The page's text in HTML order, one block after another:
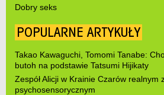
Dobry seks
POPULARNE ARTYKUŁY
Takao Kawaguchi, Tomomi Tanabe:
butoh na podstawie Tatsumi Hijikaty
Zespół Alicji w Krainie Czarów realnym
psychosensorycznym